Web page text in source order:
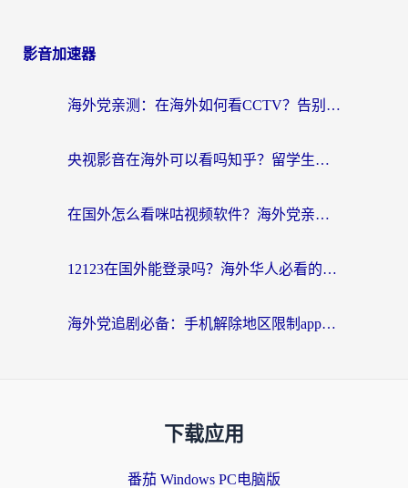
影音加速器
海外党亲测：在海外如何看CCTV？告别“仅限大陆播放”的实用指南
央视影音在海外可以看吗知乎？留学生亲测：3步解决地域限制+追剧自由
在国外怎么看咪咕视频软件？海外党亲测有效的回国加速方案
12123在国外能登录吗？海外华人必看的回国加速实用指南
海外党追剧必备：手机解除地区限制app怎么选？解决央视视频&国内剧地区限制全指南
下载应用
番茄 Windows PC电脑版